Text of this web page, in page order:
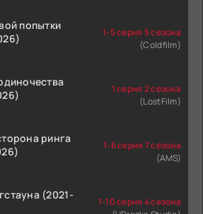
попытки
1-5 серия 5 сезона
(Coldfilm)
1 серия 2 сезона
(LostFilm)
ринга
1-6 серия 7 сезона
(AMS)
(2021-
1-10 серия 4 сезона